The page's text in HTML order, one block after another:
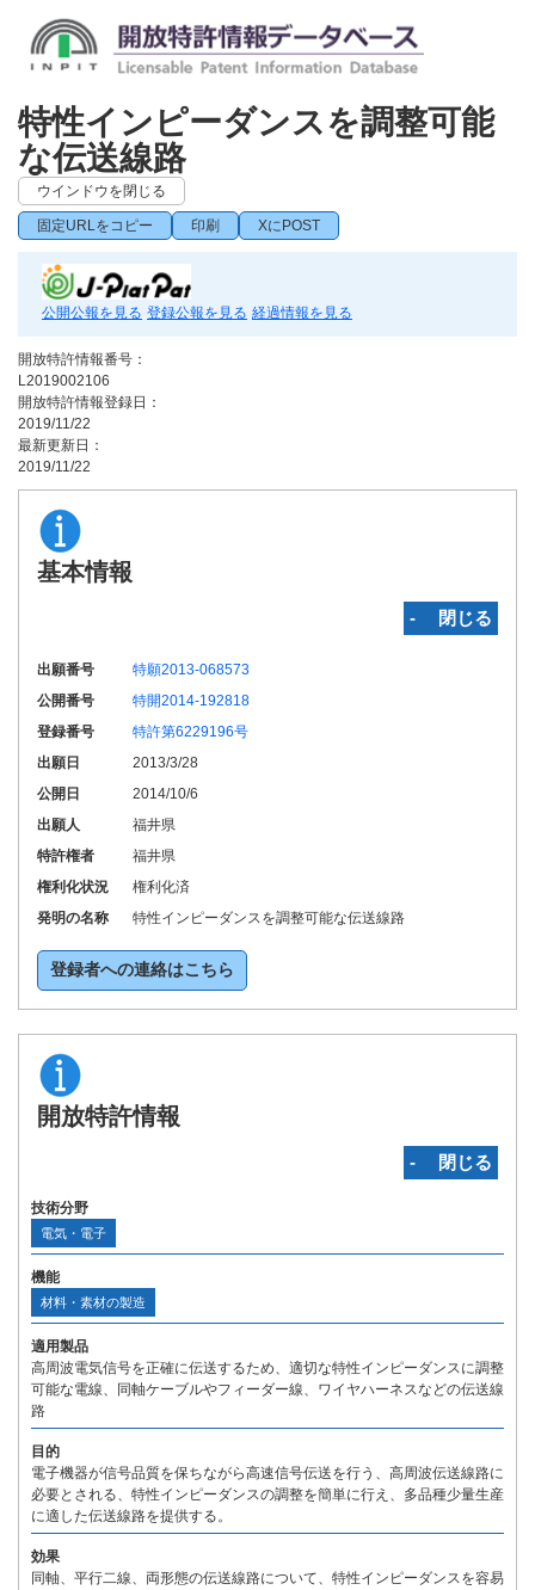
特性インピーダンスを調整可能
な伝送線路
ウインドウを閉じる
固定URLをコピー 印刷 XにPOST
公開公報を見る 登録公報を見る 経過情報を見る
開放特許情報番号：
L2019002106
開放特許情報登録日：
2019/11/22
最新更新日：
2019/11/22
基本情報
‐ 閉じる
出願番号
特願2013-068573
公開番号
特開2014-192818
登録番号
特許第6229196号
出願日
2013/3/28
公開日
2014/10/6
出願人
福井県
特許権者
福井県
権利化状況
権利化済
発明の名称
特性インピーダンスを調整可能な伝送線路
登録者への連絡はこちら
開放特許情報
‐ 閉じる
技術分野
電気・電子
機能
材料・素材の製造
適用製品
高周波電気信号を正確に伝送するため、適切な特性インピーダンスに調整
可能な電線、同軸ケーブルやフィーダー線、ワイヤハーネスなどの伝送線
路
目的
電子機器が信号品質を保ちながら高速信号伝送を行う、高周波伝送線路に
必要とされる、特性インピーダンスの調整を簡単に行え、多品種少量生産
に適した伝送線路を提供する。
効果
同軸、平行二線、両形態の伝送線路について、特性インピーダンスを容易